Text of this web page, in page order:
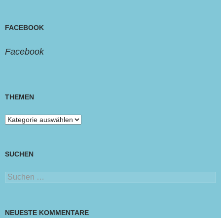
FACEBOOK
Facebook
THEMEN
Themen
SUCHEN
Suchen
nach:
NEUESTE KOMMENTARE